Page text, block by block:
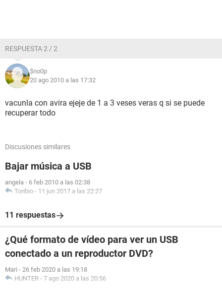
RESPUESTA 2 / 2
$no0p
20 ago 2010 a las 17:32
vacunla con avira ejeje de 1 a 3 veses veras q si se puede
recuperar todo
Discusiones similares
Bajar música a USB
angela - 6 feb 2010 a las 02:38
Toribio - 11 jun 2017 a las 22:27
11 respuestas
¿Qué formato de vídeo para ver un USB
conectado a un reproductor DVD?
Mari - 26 feb 2020 a las 19:18
HUNTER - 7 ago 2020 a las 20:56